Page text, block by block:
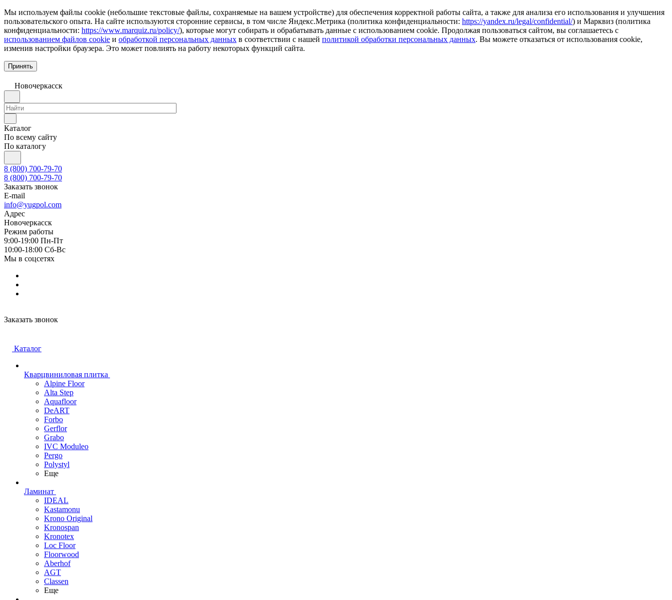
Мы используем файлы cookie (небольшие текстовые файлы, сохраняемые на вашем устройстве) для обеспечения корректной работы сайта, а также для анализа его использования и улучшения
пользовательского опыта. На сайте используются сторонние сервисы, в том числе Яндекс.Метрика (политика конфиденциальности: https://yandex.ru/legal/confidential/) и Марквиз (политика
конфиденциальности: https://www.marquiz.ru/policy/), которые могут собирать и обрабатывать данные с использованием cookie. Продолжая пользоваться сайтом, вы соглашаетесь с
использованием файлов cookie и обработкой персональных данных в соответствии с нашей политикой обработки персональных данных. Вы можете отказаться от использования cookie,
изменив настройки браузера. Это может повлиять на работу некоторых функций сайта.
Принять
Новочеркаcск
Каталог
По всему сайту
По каталогу
8 (800) 700-79-70
8 (800) 700-79-70
Заказать звонок
E-mail
info@yugpol.com
Адрес
Новочеркаcск
Режим работы
9:00-19:00 Пн-Пт
10:00-18:00 Cб-Вс
Мы в соцсетях
Заказать звонок
Каталог
Кварцвиниловая плитка
Alpine Floor
Alta Step
Aquafloor
DeART
Forbo
Gerflor
Grabo
IVC Moduleo
Pergo
Polystyl
Еще
Ламинат
IDEAL
Kastamonu
Krono Original
Kronospan
Kronotex
Loc Floor
Floorwood
Aberhof
AGT
Classen
Еще